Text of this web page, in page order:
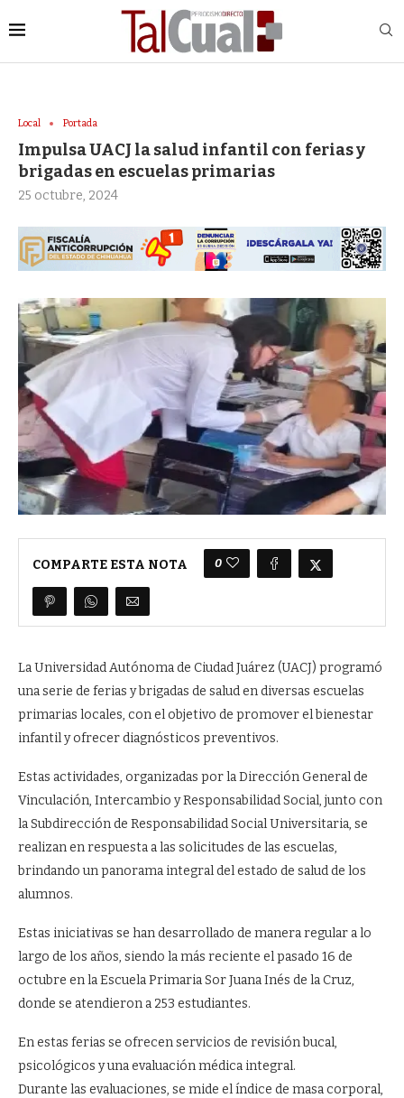
Local Portada
Impulsa UACJ la salud infantil con ferias y
brigadas en escuelas primarias
25 octubre, 2024
COMPARTE ESTA NOTA 0
La Universidad Autónoma de Ciudad Juárez (UACJ) programó
una serie de ferias y brigadas de salud en diversas escuelas
primarias locales, con el objetivo de promover el bienestar
infantil y ofrecer diagnósticos preventivos.
Estas actividades, organizadas por la Dirección General de
Vinculación, Intercambio y Responsabilidad Social, junto con
la Subdirección de Responsabilidad Social Universitaria, se
realizan en respuesta a las solicitudes de las escuelas,
brindando un panorama integral del estado de salud de los
alumnos.
Estas iniciativas se han desarrollado de manera regular a lo
largo de los años, siendo la más reciente el pasado 16 de
octubre en la Escuela Primaria Sor Juana Inés de la Cruz,
donde se atendieron a 253 estudiantes.
En estas ferias se ofrecen servicios de revisión bucal,
psicológicos y una evaluación médica integral.
Durante las evaluaciones, se mide el índice de masa corporal,